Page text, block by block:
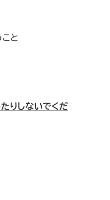
と
りしないでくだ